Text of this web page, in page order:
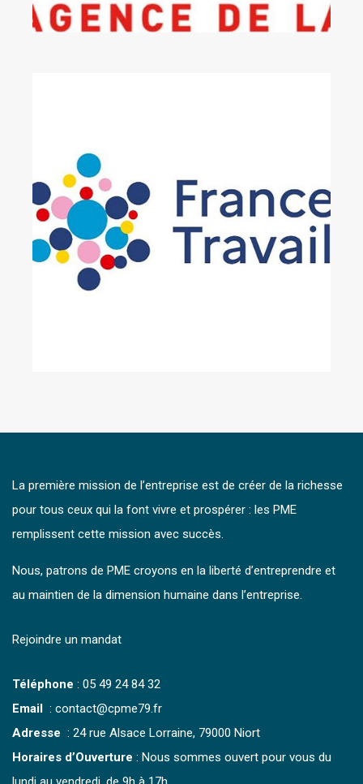
La première mission de l’entreprise est de créer de la richesse
pour tous ceux qui la font vivre et prospérer : les PME
remplissent cette mission avec succès.
Nous, patrons de PME croyons en la liberté d’entreprendre et
au maintien de la dimension humaine dans l’entreprise.
Rejoindre un mandat
Téléphone : 05 49 24 84 32
Email : contact@cpme79.fr
Adresse : 24 rue Alsace Lorraine, 79000 Niort
Horaires d’Ouverture : Nous sommes ouvert pour vous du